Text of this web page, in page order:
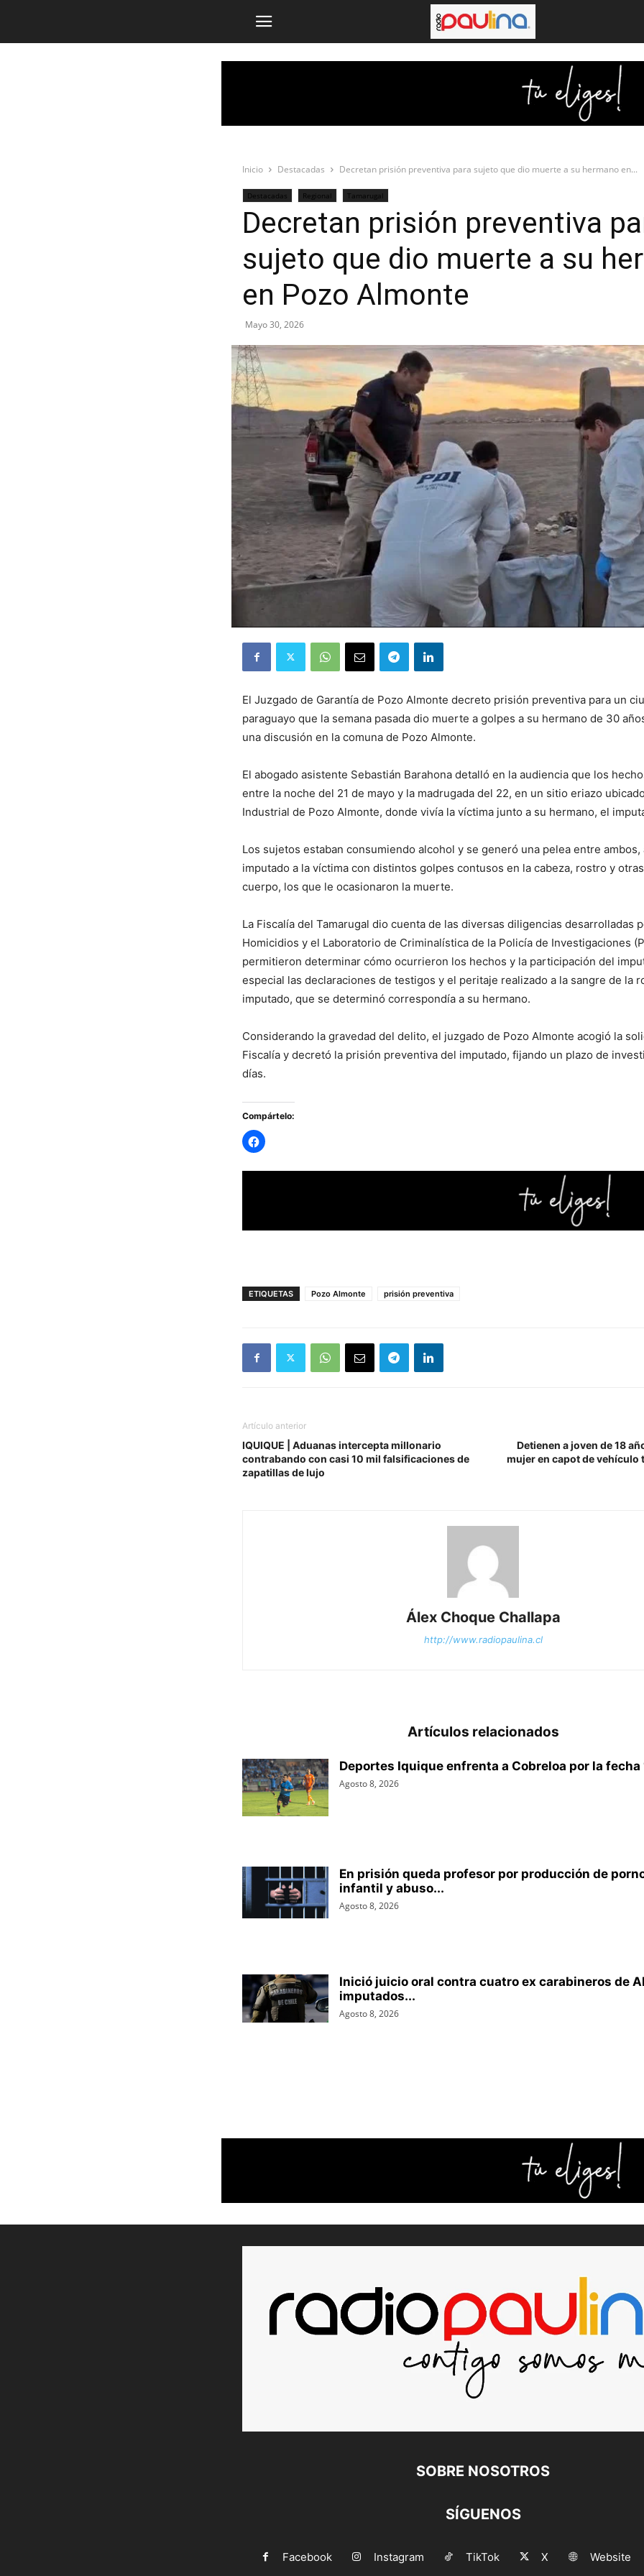
Inicio Destacadas Decretan prisión preventiva para sujeto que dio muerte a su hermano en...
Destacadas Regional Tamarugal
Decretan prisión preventiva
sujeto que dio muerte a su
en Pozo Almonte
Mayo 30, 2026
El Juzgado de Garantía de Pozo Almonte decreto prisión preventiva para un
paraguayo que la semana pasada dio muerte a golpes a su hermano de 30
una discusión en la comuna de Pozo Almonte.
El abogado asistente Sebastián Barahona detalló en la audiencia que los
entre la noche del 21 de mayo y la madrugada del 22, en un sitio eriazo
Industrial de Pozo Almonte, donde vivía la víctima junto a su hermano, el
Los sujetos estaban consumiendo alcohol y se generó una pelea entre
imputado a la víctima con distintos golpes contusos en la cabeza, rostro y
cuerpo, los que le ocasionaron la muerte.
La Fiscalía del Tamarugal dio cuenta de las diversas diligencias desarrolladas
Homicidios y el Laboratorio de Criminalística de la Policía de Investigaciones
permitieron determinar cómo ocurrieron los hechos y la participación del
especial las declaraciones de testigos y el peritaje realizado a la sangre de la
imputado, que se determinó correspondía a su hermano.
Considerando la gravedad del delito, el juzgado de Pozo Almonte acogió la
Fiscalía y decretó la prisión preventiva del imputado, fijando un plazo de
días.
Compártelo:
ETIQUETAS Pozo Almonte prisión preventiva
Artículo anterior
IQUIQUE | Aduanas intercepta millonario
contrabando con casi 10 mil falsificaciones de
zapatillas de lujo
Detienen a joven de 18
mujer en capot de vehículo
Álex Choque Challapa
http://www.radiopaulina.cl
Artículos relacionados
Deportes Iquique enfrenta a Cobreloa por la fecha
Agosto 8, 2026
En prisión queda profesor por producción de
infantil y abuso...
Agosto 8, 2026
Inició juicio oral contra cuatro ex carabineros de
imputados...
Agosto 8, 2026
SOBRE NOSOTROS
SÍGUENOS
Facebook Instagram TikTok X Website